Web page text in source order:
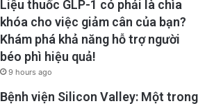
Liệu thuốc GLP-1 có phải là chìa
khóa cho việc giảm cân của bạn?
Khám phá khả năng hỗ trợ người
béo phì hiệu quả!
9 hours ago
Bệnh viện Silicon Valley: Một trong